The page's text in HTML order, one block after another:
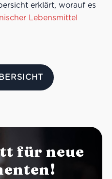
erklärt, worauf es
Lebensmittel
für neue